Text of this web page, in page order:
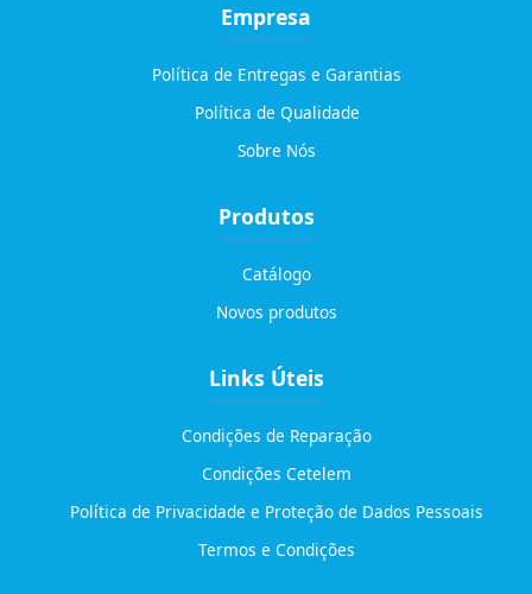
Empresa
Política de Entregas e Garantias
Política de Qualidade
Sobre Nós
Produtos
Catálogo
Novos produtos
Links Úteis
Condições de Reparação
Condições Cetelem
Política de Privacidade e Proteção de Dados Pessoais
Termos e Condições